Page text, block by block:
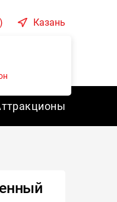
Казань